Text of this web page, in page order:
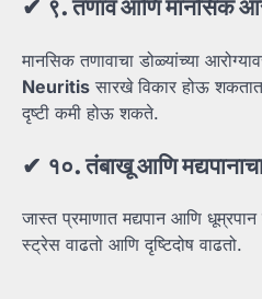
✔ ९.तणावआणिमानसिक
मानसिक तणावाचा डोळ्यांच्या
Neuritis सारखे विकार होऊ
दृष्टी कमी होऊ शकते.
✔ १०.तंबाखूआणि
जास्त प्रमाणात मद्यपान आणि
स्ट्रेस वाढतो आणि दृष्टिदोष वाढतो.